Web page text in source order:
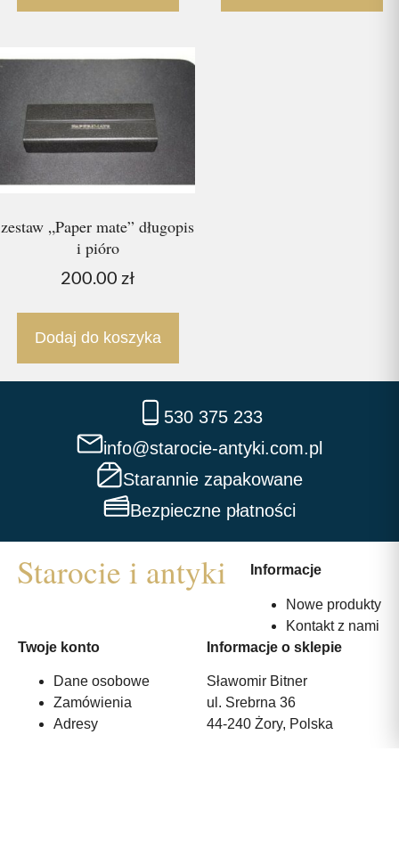
zestaw „Paper mate” długopis
i pióro
200.00 zł
Dodaj do koszyka
530 375 233
info@starocie-antyki.com.pl
Starannie zapakowane
Bezpieczne płatności
Informacje
Nowe produkty
Kontakt z nami
Twoje konto
Dane osobowe
Zamówienia
Adresy
Informacje o sklepie
Sławomir Bitner
ul. Srebrna 36
44-240 Żory, Polska